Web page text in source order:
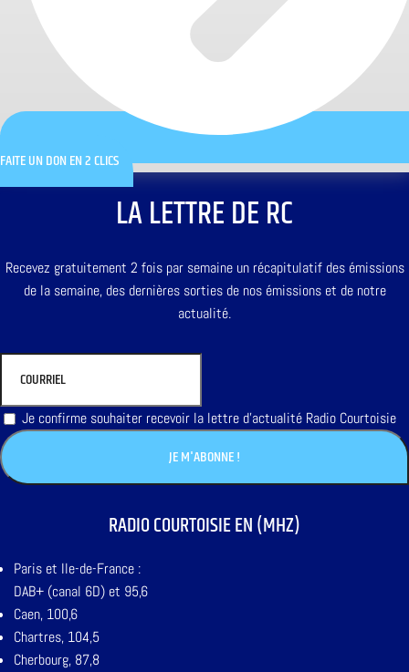
FAITE UN DON EN 2 CLICS
LA LETTRE DE RC
Recevez gratuitement 2 fois par semaine un récapitulatif des émissions
de la semaine, des dernières sorties de nos émissions et de notre
actualité.
Je confirme souhaiter recevoir la lettre d'actualité Radio Courtoisie
RADIO COURTOISIE EN (MHZ)
Paris et Ile-de-France :
DAB+ (canal 6D) et 95,6
Caen, 100,6
Chartres, 104,5
Cherbourg, 87,8